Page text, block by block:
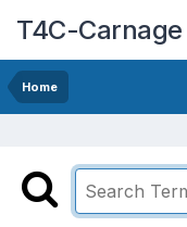
T4C-Carnage
Home